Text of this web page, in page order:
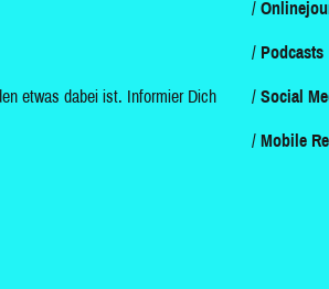
etwas dabei ist. Informier Dich
Podcasts
Social
Mobile